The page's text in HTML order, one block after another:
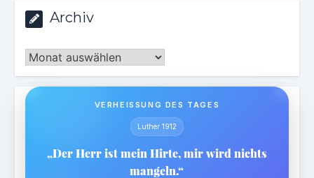
Archiv
Archiv
VERHEISSUNG DES TAGES
Luther 1912
„Der Herr ist mein Hirte, mir wird nichts
mangeln.“